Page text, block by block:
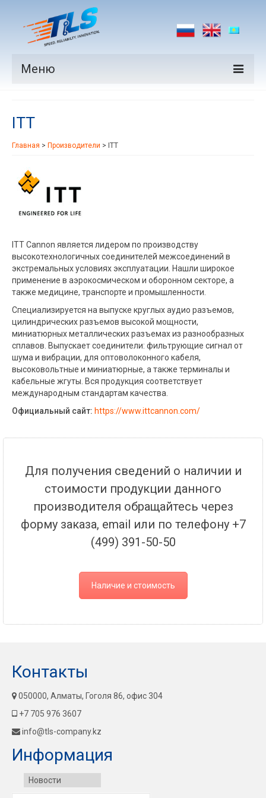
Меню
Производители
Рынки
Новости
ITT
Главная > Производители > ITT
ITT Cannon является лидером по производству
высокотехнологичных соединителей межсоединений в
экстремальных условиях эксплуатации. Нашли широкое
применение в аэрокосмическом и оборонном секторе, а
также медицине, транспорте и промышленности.
Специализируется на выпуске круглых аудио разъемов,
цилиндрических разъемов высокой мощности,
миниатюрных металлических разъемах из разнообразных
сплавов. Выпускает соединители: фильтрующие сигнал от
шума и вибрации, для оптоволоконного кабеля,
высоковольтные и миниатюрные, а также терминалы и
кабельные жгуты. Вся продукция соответствует
международным стандартам качества.
Официальный сайт: https://www.ittcannon.com/
Для получения сведений о наличии и
стоимости продукции данного
производителя обращайтесь через
форму заказа, email или по телефону +7
(499) 391-50-50
Наличие и стоимость
Контакты
050000, Алматы, Гоголя 86, офис 304
+7 705 976 3607
info@tls-company.kz
Информация
Новости